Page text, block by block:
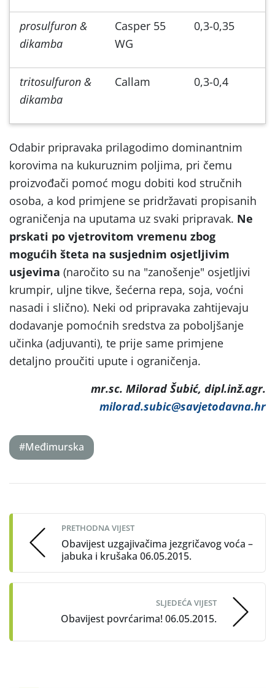
prosulfuron &
dikamba
Casper 55
WG
0,3-0,35
tritosulfuron &
dikamba
Callam 0,3-0,4
Odabir pripravaka prilagodimo dominantnim
korovima na kukuruznim poljima, pri čemu
proizvođači pomoć mogu dobiti kod stručnih
osoba, a kod primjene se pridržavati propisanih
ograničenja na uputama uz svaki pripravak. Ne
prskati po vjetrovitom vremenu zbog
mogućih šteta na susjednim osjetljivim
usjevima (naročito su na "zanošenje" osjetljivi
krumpir, uljne tikve, šećerna repa, soja, voćni
nasadi i slično). Neki od pripravaka zahtijevaju
dodavanje pomoćnih sredstva za poboljšanje
učinka (adjuvanti), te prije same primjene
detaljno proučiti upute i ograničenja.
mr.sc. Milorad Šubić, dipl.inž.agr.
milorad.subic@savjetodavna.hr
#Međimurska
navigation
PRETHODNA VIJEST
Obavijest uzgajivačima jezgričavog voća –
jabuka i krušaka 06.05.2015.
SLJEDEĆA VIJEST
Obavijest povrćarima! 06.05.2015.